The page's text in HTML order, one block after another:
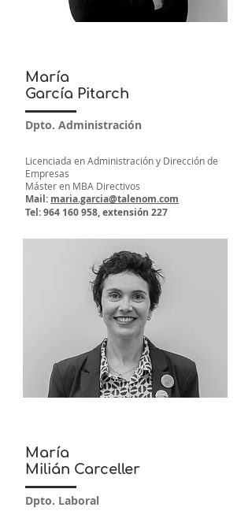
María
García Pitarch
Dpto. Administración
Licenciada en Administración y Dirección de
Empresas
Máster en MBA Directivos
Mail: maria.garcia@talenom.com
Tel:964 160 958, extensión 227
María
Milián Carceller
Dpto. Laboral